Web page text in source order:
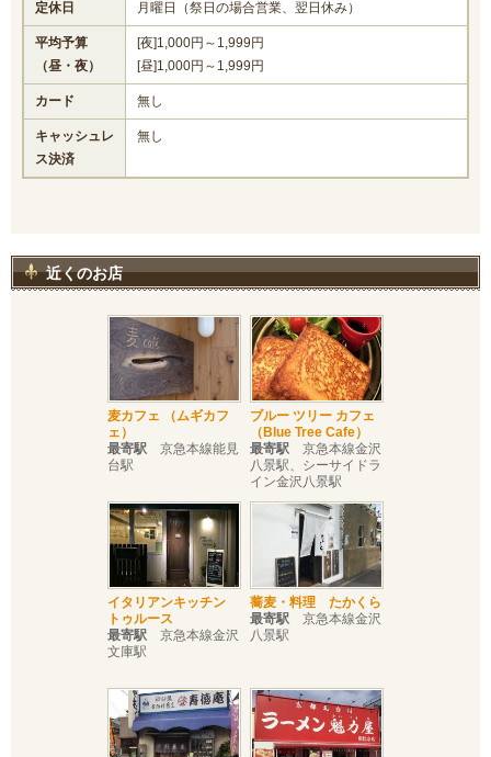
定休日 月曜日（祭日の場合営業、翌日休み）
平均予算
（昼・夜）
[夜]1,000円～1,999円
[昼]1,000円～1,999円
カード 無し
キャッシュレ
ス決済
無し
近くのお店
麦カフェ （ムギカフ
ェ）
最寄駅 京急本線能見
台駅
ブルー ツリー カフェ
（Blue Tree Cafe）
最寄駅 京急本線金沢
八景駅、シーサイドラ
イン金沢八景駅
イタリアンキッチン
トゥルース
最寄駅 京急本線金沢
文庫駅
蕎麦・料理 たかくら
最寄駅 京急本線金沢
八景駅